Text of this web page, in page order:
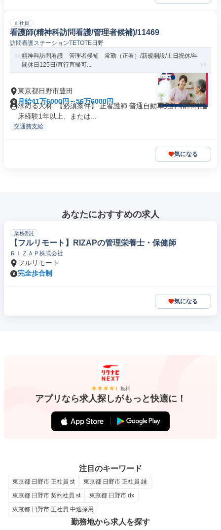
正社員
看護師(精神科訪問看護/管理者候補)/11469
訪問看護ステーションTETOTE日野
精神科訪問看護 管理者候補 常勤（正看）/新規開設/土日祝休/年
間休日125日/直行直帰可...
東京都日野市豊田
月給41万6000円～56万6000円
求める人材: 【必須条件】 正看護師 普通自動車免許 精神科臨
床経験1年以上、または...
交通費支給
気になる
あなたにおすすめの求人
業務委託
【フルリモート】RIZAPの管理栄養士・保健師
ＲＩＺＡＰ株式会社
フルリモート
完全歩合制
気になる
無料
アプリなら求人探しがもっと快適に！
注目のキーワード
東京都 日野市 正社員 st
東京都 日野市 正社員 縁
東京都 日野市 契約社員 st
東京都 日野市 dx
東京都 日野市 正社員 中途採用
勤務地から求人を探す